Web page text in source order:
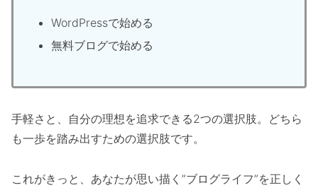
WordPressで始める
無料ブログで始める
手軽さと、自分の理想を追求できる2つの選択肢。どちら
も一歩を踏み出すための選択肢です。
これがきっと、あなたが思い描く”ブログライフ”を正しく